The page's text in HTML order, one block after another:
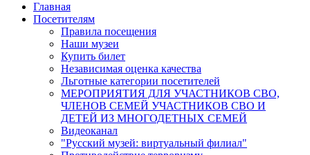
Главная
Посетителям
Правила посещения
Наши музеи
Купить билет
Независимая оценка качества
Льготные категории посетителей
МЕРОПРИЯТИЯ ДЛЯ УЧАСТНИКОВ СВО,
ЧЛЕНОВ СЕМЕЙ УЧАСТНИКОВ СВО И
ДЕТЕЙ ИЗ МНОГОДЕТНЫХ СЕМЕЙ
Видеоканал
"Русский музей: виртуальный филиал"